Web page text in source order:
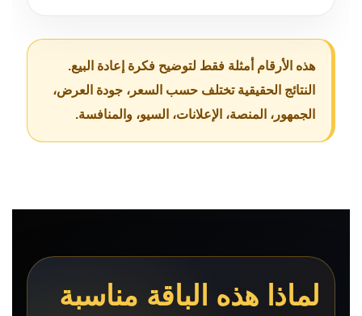
هذه الأرقام أمثلة فقط لتوضيح فكرة إعادة البيع.
النتائج الحقيقية تختلف حسب السعر، جودة العرض،
الجمهور، المنصة، الإعلانات، السيو، والمنافسة.
لماذا هذه الباقة مناسبة